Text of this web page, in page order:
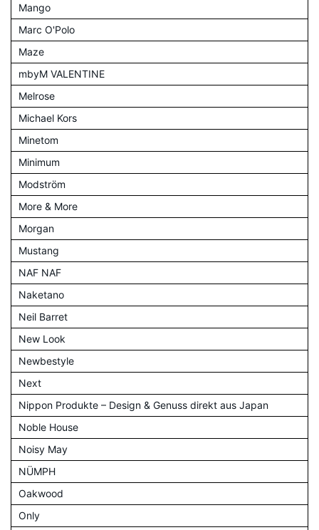
Mango
Marc O'Polo
Maze
mbyM VALENTINE
Melrose
Michael Kors
Minetom
Minimum
Modström
More & More
Morgan
Mustang
NAF NAF
Naketano
Neil Barret
New Look
Newbestyle
Next
Nippon Produkte – Design & Genuss direkt aus Japan
Noble House
Noisy May
NÜMPH
Oakwood
Only